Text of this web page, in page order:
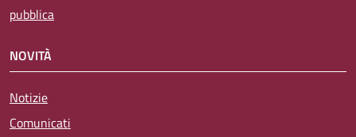
pubblica
NOVITÀ
Notizie
Comunicati